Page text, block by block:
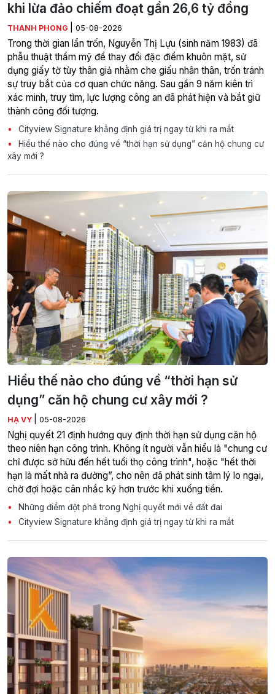
khi lừa đảo chiếm đoạt gần 26,6 tỷ đồng
THANH PHONG 05-08-2026
Trong thời gian lẩn trốn, Nguyễn Thị Lựu (sinh năm 1983) đã
phẫu thuật thẩm mỹ để thay đổi đặc điểm khuôn mặt, sử
dụng giấy tờ tùy thân giả nhằm che giấu nhân thân, trốn tránh
sự truy bắt của cơ quan chức năng. Sau gần 9 năm kiên trì
xác minh, truy tìm, lực lượng công an đã phát hiện và bắt giữ
thành công đối tượng.
Cityview Signature khẳng định giá trị ngay từ khi ra mắt
Hiểu thế nào cho đúng về “thời hạn sử dụng” căn hộ chung cư
xây mới ?
Hiểu thế nào cho đúng về “thời hạn sử
dụng” căn hộ chung cư xây mới ?
HẠ VY 05-08-2026
Nghị quyết 21 định hướng quy định thời hạn sử dụng căn hộ
theo niên hạn công trình. Không ít người vẫn hiểu là "chung cư
chỉ được sở hữu đến hết tuổi thọ công trình", hoặc "hết thời
hạn là mất nhà ra đường”, cho nên đã phát sinh tâm lý lo ngại,
chờ đợi hoặc cân nhắc kỹ hơn trước khi xuống tiền.
Những điểm đột phá trong Nghị quyết mới về đất đai
Cityview Signature khẳng định giá trị ngay từ khi ra mắt